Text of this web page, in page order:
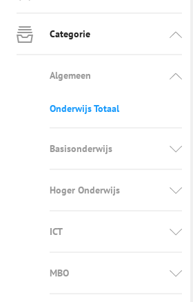
Categorie
Algemeen
Onderwijs Totaal
Basisonderwijs
Hoger Onderwijs
ICT
MBO